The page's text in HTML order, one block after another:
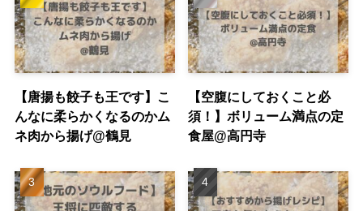
【唐揚も餃子も王です】こ
んなに柔らかくなるのかム
ネ肉から揚げ@鶴見
【空腹にしておくこと必
須！】ボリューム満点の定
食屋@高円寺